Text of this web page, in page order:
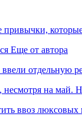
привычки,
Еще от автора
отдельную
на май.
ввоз